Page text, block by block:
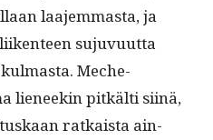
laa­jem­mas­ta, ja
suju­vu­ut­ta
Meche­
lie­neekin pitkälti siinä,
ratkaista ain­